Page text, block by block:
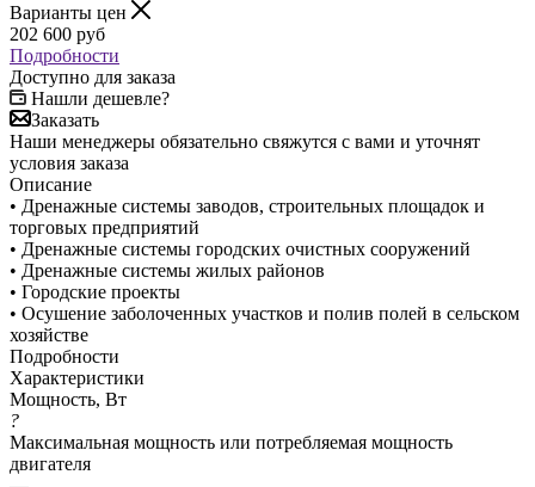
Варианты цен
202 600 руб
Подробности
Доступно для заказа
Нашли дешевле?
Заказать
Наши менеджеры обязательно свяжутся с вами и уточнят
условия заказа
Описание
• Дренажные системы заводов, строительных площадок и
торговых предприятий
• Дренажные системы городских очистных сооружений
• Дренажные системы жилых районов
• Городские проекты
• Осушение заболоченных участков и полив полей в сельском
хозяйстве
Подробности
Характеристики
Мощность, Вт
?
Максимальная мощность или потребляемая мощность
двигателя